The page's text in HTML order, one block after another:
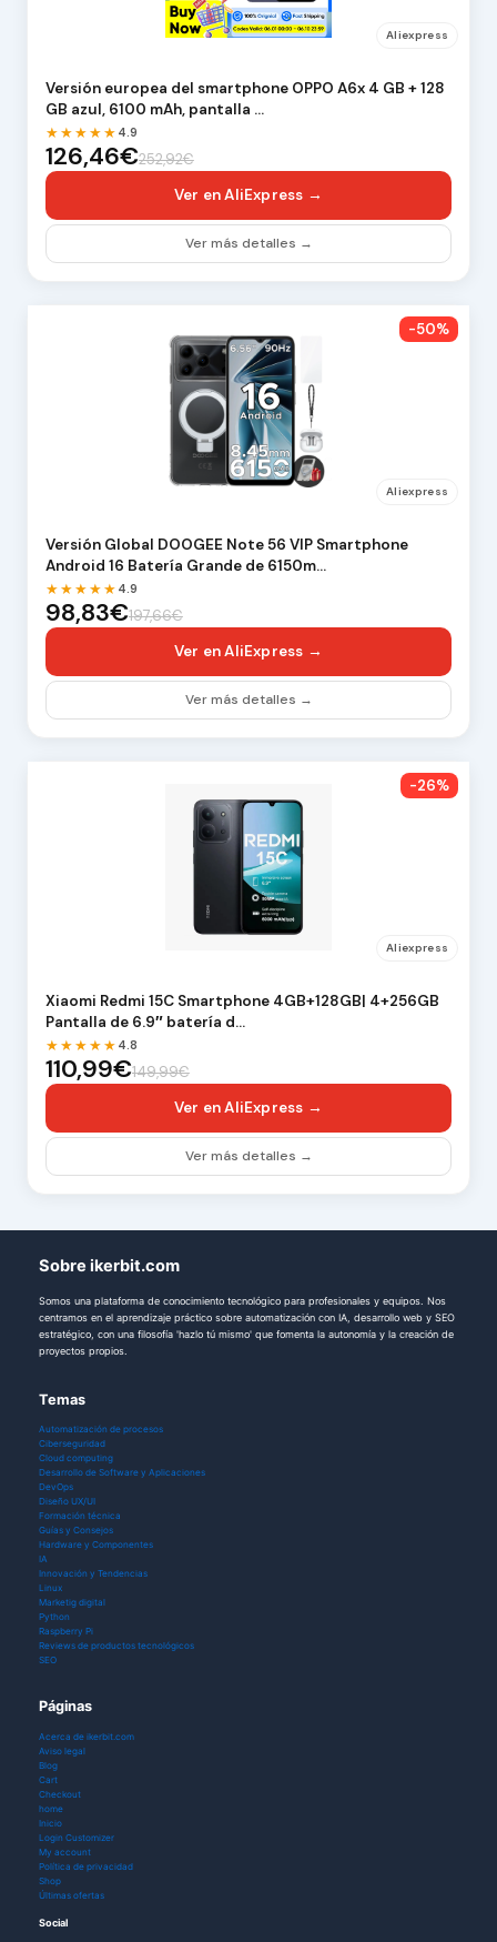
Aliexpress
Versión europea del smartphone OPPO A6x 4 GB + 128
GB azul, 6100 mAh, pantalla …
★★★★★ 4.9
126,46€252,92€
Ver en AliExpress →
Ver más detalles →
-50%
Aliexpress
Versión Global DOOGEE Note 56 VIP Smartphone
Android 16 Batería Grande de 6150m…
★★★★★ 4.9
98,83€197,66€
Ver en AliExpress →
Ver más detalles →
-26%
Aliexpress
Xiaomi Redmi 15C Smartphone 4GB+128GB| 4+256GB
Pantalla de 6.9″ batería d…
★★★★★ 4.8
110,99€149,99€
Ver en AliExpress →
Ver más detalles →
Sobre ikerbit.com
Somos una plataforma de conocimiento tecnológico para profesionales y equipos. Nos
centramos en el aprendizaje práctico sobre automatización con IA, desarrollo web y SEO
estratégico, con una filosofía 'hazlo tú mismo' que fomenta la autonomía y la creación de
proyectos propios.
Temas
Automatización de procesos
Ciberseguridad
Cloud computing
Desarrollo de Software y Aplicaciones
DevOps
Diseño UX/UI
Formación técnica
Guías y Consejos
Hardware y Componentes
IA
Innovación y Tendencias
Linux
Marketig digital
Python
Raspberry Pi
Reviews de productos tecnológicos
SEO
Páginas
Acerca de ikerbit.com
Aviso legal
Blog
Cart
Checkout
home
Inicio
Login Customizer
My account
Política de privacidad
Shop
Últimas ofertas
Social